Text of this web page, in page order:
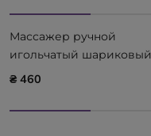
Массажер ручной
игольчатый шариковый
Ортоспорт OS-054
₴ 460